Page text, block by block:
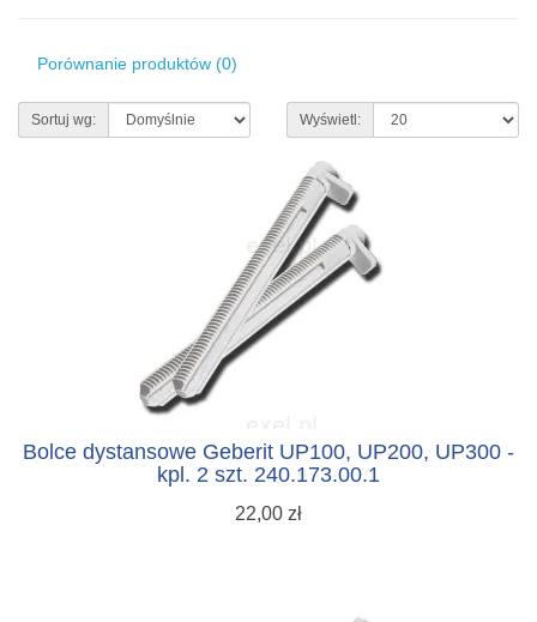
Porównanie produktów (0)
Sortuj wg: Wyświetl:
Bolce dystansowe Geberit UP100, UP200, UP300 -
kpl. 2 szt. 240.173.00.1
22,00 zł